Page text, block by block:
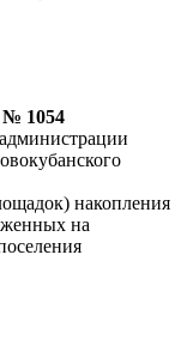
№ 1054
накопления
на